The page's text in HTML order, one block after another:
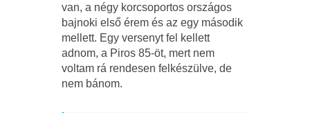
van, a négy korcsoportos országos
bajnoki első érem és az egy második
mellett. Egy versenyt fel kellett
adnom, a Piros 85-öt, mert nem
voltam rá rendesen felkészülve, de
nem bánom.